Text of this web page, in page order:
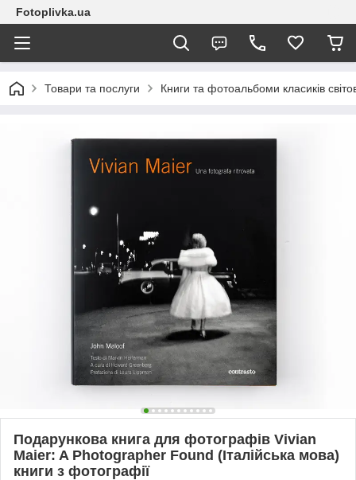
Fotoplivka.ua
Товари та послуги Книги та фотоальбоми класиків
Подарункова книга для фотографів Vivian
Maier: A Photographer Found (Італійська мова)
книги з фотографії